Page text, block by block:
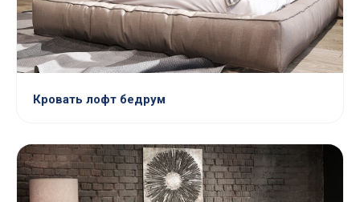
Кровать лофт бедрум